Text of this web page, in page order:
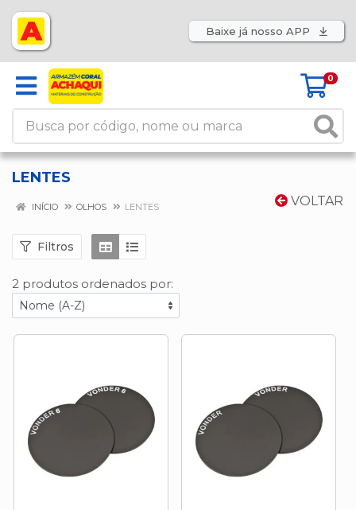
Baixe já nosso APP
0
LENTES
VOLTAR
INÍCIO OLHOS LENTES
Filtros
2 produtos ordenados por: